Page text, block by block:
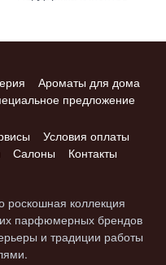
Ароматы для дома
предложение
Условия оплаты
Салоны Контакты
коллекция
парфюмерных брендов
и традиции работы